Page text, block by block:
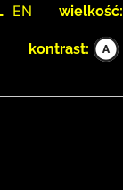
EN wielkość:
kontrast: